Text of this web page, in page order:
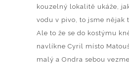
kouzelný lokalitě ukáže,
vodu v pivo, to jsme nějak
Ale to že se do kostýmu
navlíkne Cyril místo
malý a Ondra sebou